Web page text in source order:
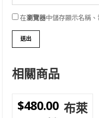
在瀏覽器中儲存顯示名稱
相關商品
$480.00 布萊